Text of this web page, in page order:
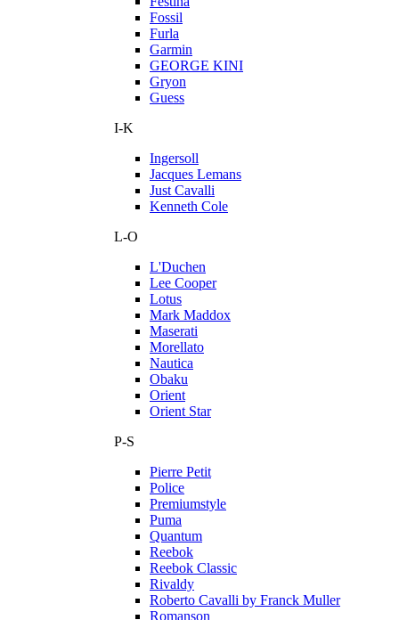
Fossil
Furla
Garmin
GEORGE KINI
Gryon
Guess
I-K
Ingersoll
Jacques Lemans
Just Cavalli
Kenneth Cole
L-O
L'Duchen
Lee Cooper
Lotus
Mark Maddox
Maserati
Morellato
Nautica
Obaku
Orient
Orient Star
P-S
Pierre Petit
Police
Premiumstyle
Puma
Quantum
Reebok
Reebok Classic
Rivaldy
Roberto Cavalli by Franck Muller
Romanson